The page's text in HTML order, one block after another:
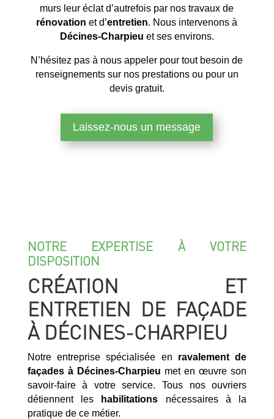
murs leur éclat d’autrefois par nos travaux de
rénovation et d’entretien. Nous intervenons à
Décines-Charpieu et ses environs.
N’hésitez pas à nous appeler pour tout besoin de
renseignements sur nos prestations ou pour un
devis gratuit.
Laissez-nous un message
NOTRE EXPERTISE À VOTRE
DISPOSITION
CRÉATION ET
ENTRETIEN DE FAÇADE
À DÉCINES-CHARPIEU
Notre entreprise spécialisée en ravalement de
façades à Décines-Charpieu met en œuvre son
savoir-faire à votre service. Tous nos ouvriers
détiennent les
habilitations nécessaires à la
pratique de ce métier.